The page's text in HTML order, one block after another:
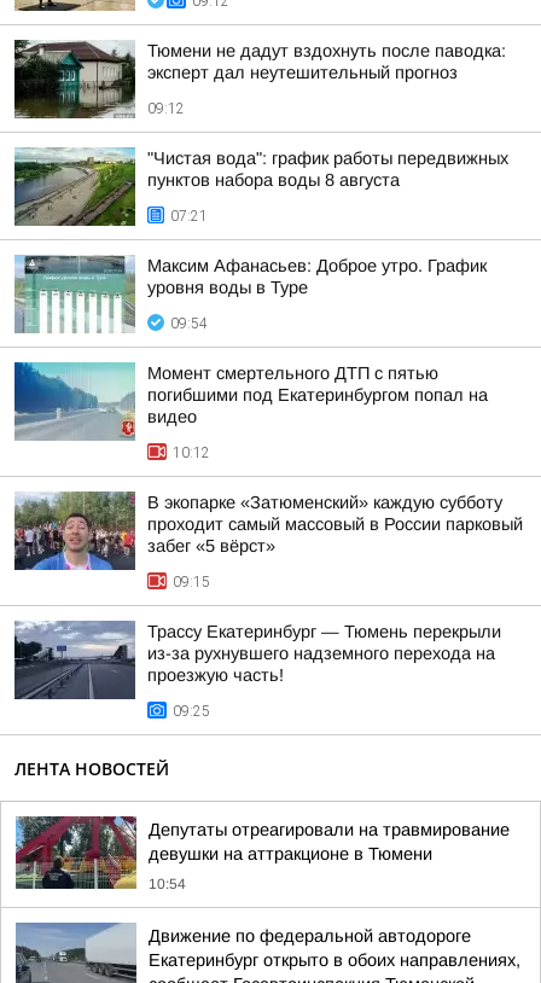
Тюмени не дадут вздохнуть после паводка:
эксперт дал неутешительный прогноз
09:12
"Чистая вода": график работы передвижных
пунктов набора воды 8 августа
07:21
Максим Афанасьев: Доброе утро. График
уровня воды в Туре
09:54
Момент смертельного ДТП с пятью
погибшими под Екатеринбургом попал на
видео
10:12
В экопарке «Затюменский» каждую субботу
проходит самый массовый в России парковый
забег «5 вёрст»
09:15
Трассу Екатеринбург — Тюмень перекрыли
из-за рухнувшего надземного перехода на
проезжую часть!
09:25
ЛЕНТА НОВОСТЕЙ
Депутаты отреагировали на травмирование
девушки на аттракционе в Тюмени
10:54
Движение по федеральной автодороге
Екатеринбург открыто в обоих направлениях,